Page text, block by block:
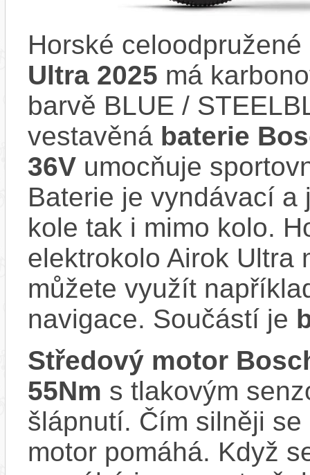
Horské
Ultra 2025 má
barvě BLUE /
vestavěná baterie
36V umocňuje
Baterie je vyndávací
kole tak i mimo kolo.
elektrokolo Airok Ultra
můžete využít
navigace. Součástí je
Středový motor
55Nm s tlakovým
šlápnutí. Čím silněji
motor pomáhá. Když